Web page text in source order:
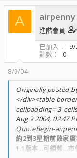
A airpenny
進階會員
已加入
9/
點數
0
8/9/04
Originally posted
</div><table
cellpadding='3'
Aug 9 2004, 02:47
QuoteBegin-
約2到3星期前敗家
1.1版本...可鎖頻...市